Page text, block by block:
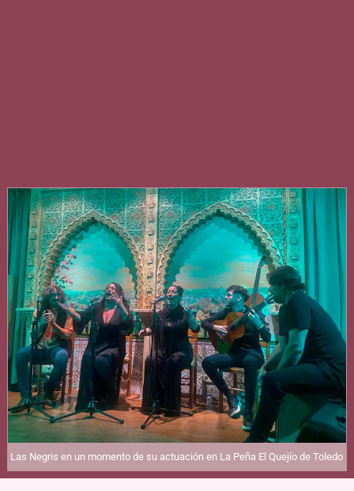
Las Negris en un momento de su actuación en La Peña El Quejío de Toledo